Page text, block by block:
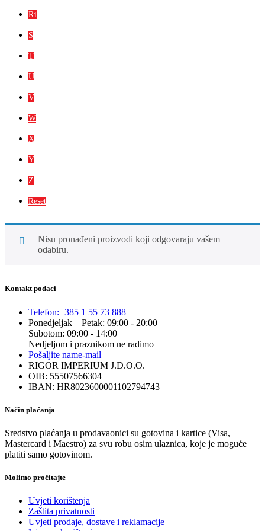
R1
S
T
U
V
W
X
Y
Z
Reset
Nisu pronađeni proizvodi koji odgovaraju vašem
odabiru.
Kontakt podaci
Telefon:+385 1 55 73 888
Ponedjeljak – Petak: 09:00 - 20:00
Subotom: 09:00 - 14:00
Nedjeljom i praznikom ne radimo
Pošaljite name-mail
RIGOR IMPERIUM J.D.O.O.
OIB: 55507566304
IBAN: HR8023600001102794743
Način plaćanja
Sredstvo plaćanja u prodavaonici su gotovina i kartice (Visa,
Mastercard i Maestro) za svu robu osim ulaznica, koje je moguće
platiti samo gotovinom.
Molimo pročitajte
Uvjeti korištenja
Zaštita privatnosti
Uvjeti prodaje, dostave i reklamacije